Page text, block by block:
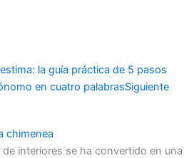
la guía práctica de 5 pasos
en cuatro palabrasSiguiente
chimenea
interiores se ha convertido en una